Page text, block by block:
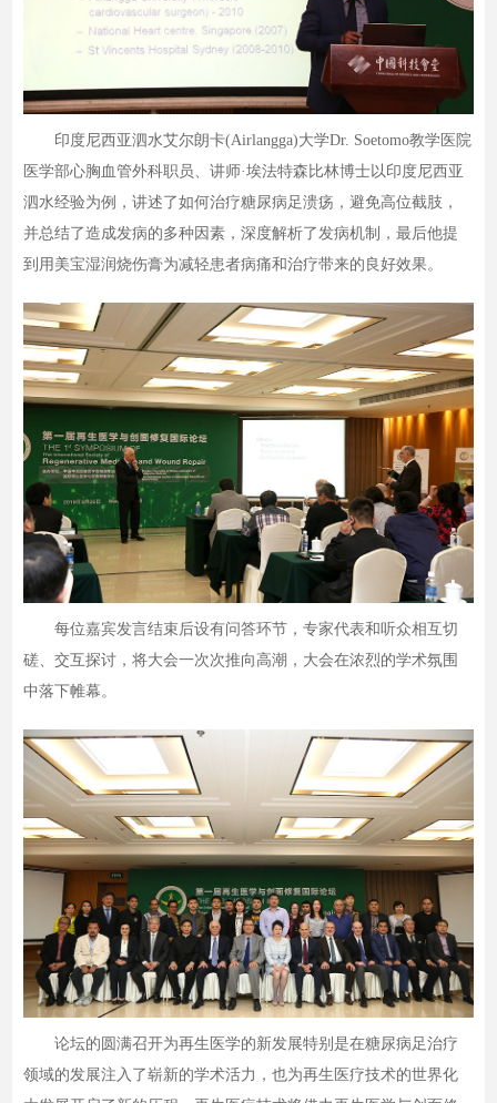
印度尼西亚泗水艾尔朗卡(Airlangga)大学Dr. Soetomo教学医院
医学部心胸血管外科职员、讲师·埃法特森比林博士以印度尼西亚
泗水经验为例，讲述了如何治疗糖尿病足溃疡，避免高位截肢，
并总结了造成发病的多种因素，深度解析了发病机制，最后他提
到用美宝湿润烧伤膏为减轻患者病痛和治疗带来的良好效果。
每位嘉宾发言结束后设有问答环节，专家代表和听众相互切
磋、交互探讨，将大会一次次推向高潮，大会在浓烈的学术氛围
中落下帷幕。
论坛的圆满召开为再生医学的新发展特别是在糖尿病足治疗
领域的发展注入了崭新的学术活力，也为再生医疗技术的世界化